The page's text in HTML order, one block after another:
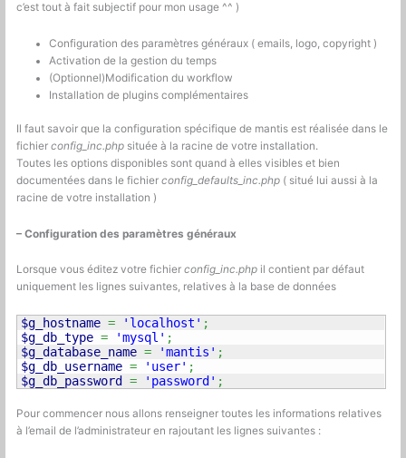
c’est tout à fait subjectif pour mon usage ^^ )
Configuration des paramètres généraux ( emails, logo, copyright )
Activation de la gestion du temps
(Optionnel)Modification du workflow
Installation de plugins complémentaires
Il faut savoir que la configuration spécifique de mantis est réalisée dans le
fichierconfig_inc.php située à la racine de votre installation.
Toutes les options disponibles sont quand à elles visibles et bien
documentées dans le fichierconfig_defaults_inc.php ( situé lui aussi à la
racine de votre installation )
– Configuration des paramètres généraux
Lorsque vous éditez votre fichierconfig_inc.php il contient par défaut
uniquement les lignes suivantes, relatives à la base de données
$g_hostname = 'localhost' ;
$g_db_type = 'mysql' ;
$g_database_name = 'mantis' ;
$g_db_username = 'user' ;
$g_db_password
= 'password' ;
Pour commencer nous allons renseigner toutes les informations relatives
à l’email de l’administrateur en rajoutant les lignes suivantes :